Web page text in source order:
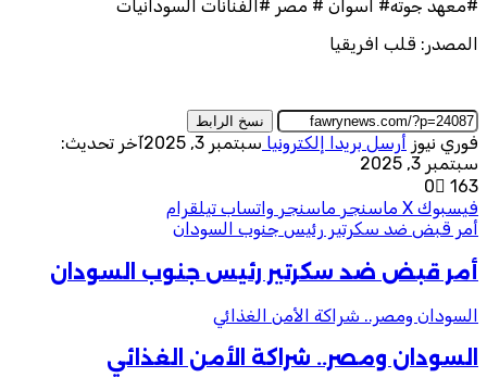
#معهد جوته# اسوان # مصر #الفنانات السودانيات
المصدر: قلب افريقيا
نسخ الرابط
فوري نيوز أرسل بريدا إلكترونيا سبتمبر 3, 2025
آخر تحديث:
سبتمبر 3, 2025
0
163
فيسبوك ‫X ماسنجر ماسنجر واتساب تيلقرام
أمر قبض ضد سكرتير رئيس جنوب السودان
أمر قبض ضد سكرتير رئيس جنوب السودان
السودان ومصر.. شراكة الأمن الغذائي
السودان ومصر.. شراكة الأمن الغذائي